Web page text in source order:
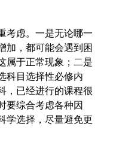
考虑。一是无论哪一
加，都可能会遇到困
属于正常现象；二是
科目选择性必修内
，已经进行的课程很
要综合考虑各种因
学选择，尽量避免更